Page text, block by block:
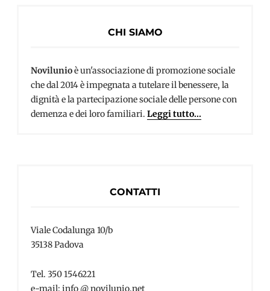
CHI SIAMO
Novilunioè un'associazione di promozione sociale
che dal 2014 è impegnata a tutelare il benessere, la
dignità e la partecipazione sociale delle persone con
demenza e dei loro familiari. Leggi tutto...
CONTATTI
Viale Codalunga 10/b
35138 Padova
Tel. 350 1546221
e-mail: info @ novilunio.net